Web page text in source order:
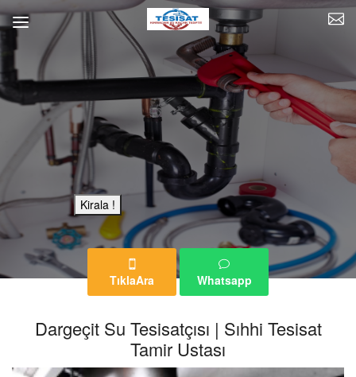
TıklaAra Whatsapp
Bu Reklam Sayfası Kiralıktır.
Kirala !
Dargeçit Su Tesisatçısı | Sıhhi Tesisat
Tamir Ustası